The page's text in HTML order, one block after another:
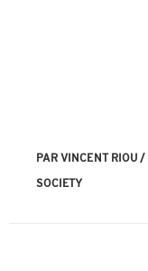
PAR VINCENT RIOU
SOCIETY